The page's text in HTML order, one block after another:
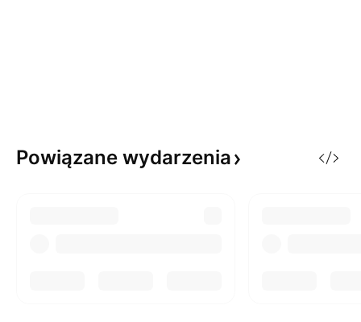
Powiązane wydarzenia